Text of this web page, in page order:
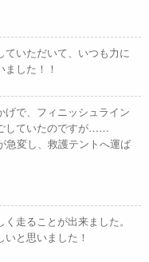
いただいて、いつも力に
した！！
げで、フィニッシュライン
していたのですが……
急変し、救護テントへ運ば
走ることが出来ました。
と思いました！